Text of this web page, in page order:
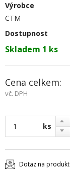
Výrobce
CTM
Dostupnost
Skladem 1 ks
Cena celkem:
vč. DPH
ks
Dotaz na produkt